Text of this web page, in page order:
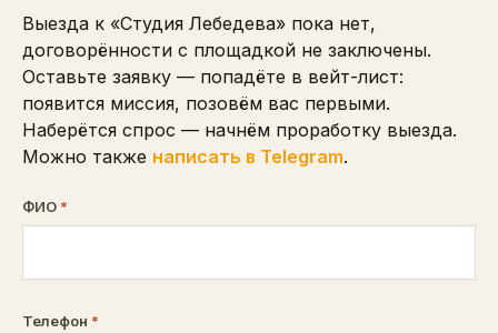
Выезда к «Студия Лебедева» пока нет,
договорённости с площадкой не заключены.
Оставьте заявку — попадёте в вейт-лист:
появится миссия, позовём вас первыми.
Наберётся спрос — начнём проработку выезда.
Можно также написать в Telegram.
ФИО *
Телефон *